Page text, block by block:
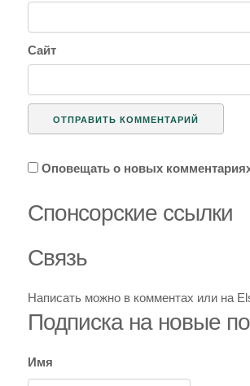
Сайт
Оповещать о новых
Спoнcopcкиe ссылки
Связь
Написать можно в комментах или на
Подписка на новые
Имя